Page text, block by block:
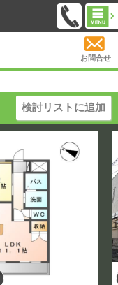
お問合せ
検討リストに追加